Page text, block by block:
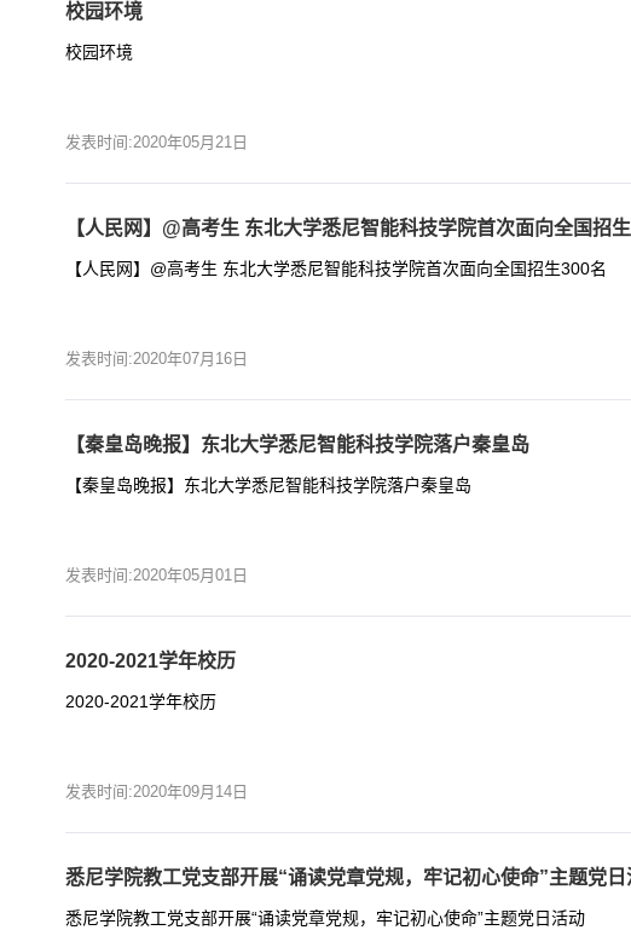
校园环境
校园环境
发表时间:2020年05月21日
【人民网】@高考生 东北大学悉尼智能科技学院首次面向全国招
【人民网】@高考生 东北大学悉尼智能科技学院首次面向全国招生300名
发表时间:2020年07月16日
【秦皇岛晚报】东北大学悉尼智能科技学院落户秦皇岛
【秦皇岛晚报】东北大学悉尼智能科技学院落户秦皇岛
发表时间:2020年05月01日
2020-2021学年校历
2020-2021学年校历
发表时间:2020年09月14日
悉尼学院教工党支部开展“诵读党章党规，牢记初心使命”主题党日
悉尼学院教工党支部开展“诵读党章党规，牢记初心使命”主题党日活动